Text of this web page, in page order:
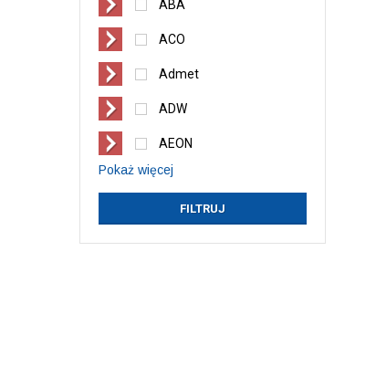
ABA
ACO
Admet
ADW
AEON
Pokaż więcej